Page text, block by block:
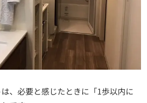
、必要と感じたときに「1歩以内に